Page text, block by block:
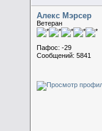
Алекс Мэрсер
Ветеран
Пафос: -29
Сообщений: 5841